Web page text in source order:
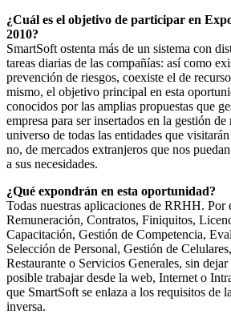
¿Cuál es el objetivo de participar en
2010?
SmartSoft ostenta más de un sistema con
tareas diarias de las compañías: así como
prevención de riesgos, coexiste el de
mismo, el objetivo principal en esta
conocidos por las amplias propuestas que
empresa para ser insertados en la gestión
universo de todas las entidades que
no, de mercados extranjeros que nos
a sus necesidades.
¿Qué expondrán en esta oportunidad?
Todas nuestras aplicaciones de RRHH. Por
Remuneración, Contratos, Finiquitos,
Capacitación, Gestión de Competencia,
Selección de Personal, Gestión de
Restaurante o Servicios Generales, sin dejar
posible trabajar desde la web, Internet o
que SmartSoft se enlaza a los requisitos de
inversa.